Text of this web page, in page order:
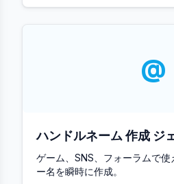
@
ハンドルネーム 作成 ジ
ゲーム、SNS、フォーラムで
ー名を瞬時に作成。